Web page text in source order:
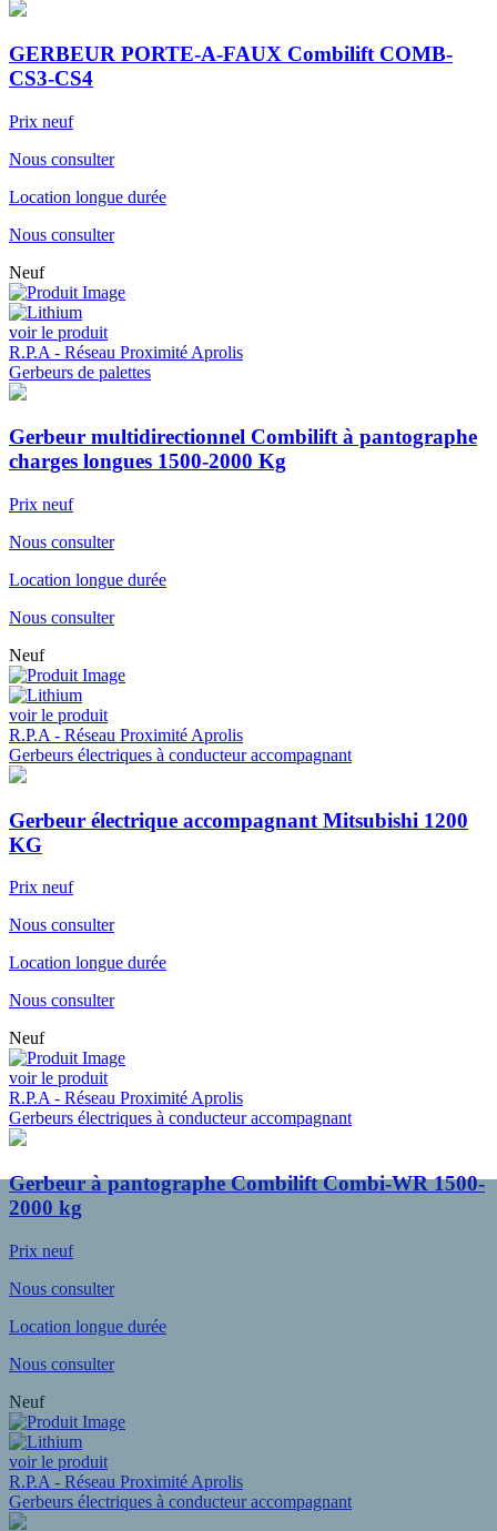
GERBEUR PORTE-A-FAUX Combilift COMB-
CS3-CS4
Prix neuf
Nous consulter
Location longue durée
Nous consulter
Neuf
voir le produit
R.P.A - Réseau Proximité Aprolis
Gerbeurs de palettes
Gerbeur multidirectionnel Combilift à pantographe
charges longues 1500-2000 Kg
Prix neuf
Nous consulter
Location longue durée
Nous consulter
Neuf
voir le produit
R.P.A - Réseau Proximité Aprolis
Gerbeurs électriques à conducteur accompagnant
Gerbeur électrique accompagnant Mitsubishi 1200
KG
Prix neuf
Nous consulter
Location longue durée
Nous consulter
Neuf
voir le produit
R.P.A - Réseau Proximité Aprolis
Gerbeurs électriques à conducteur accompagnant
Gerbeur à pantographe Combilift Combi-WR 1500-
2000 kg
Prix neuf
Nous consulter
Location longue durée
Nous consulter
Neuf
voir le produit
R.P.A - Réseau Proximité Aprolis
Gerbeurs électriques à conducteur accompagnant